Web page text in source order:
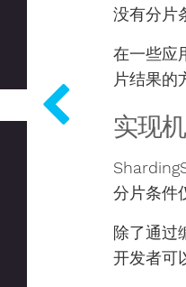
没有分片
在一些应
片结果的
实现
分片条件
除了通过
开发者可